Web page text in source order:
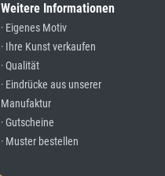
Weitere Informationen
· Eigenes Motiv
· Ihre Kunst verkaufen
· Qualität
· Eindrücke aus unserer
Manufaktur
· Gutscheine
· Muster bestellen